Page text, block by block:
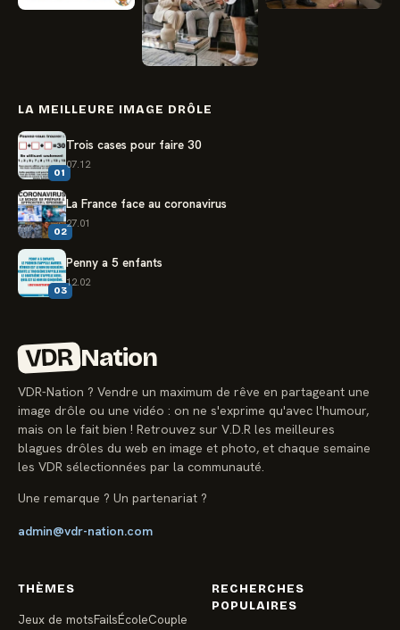
LA MEILLEURE IMAGE DRÔLE
01
Trois cases pour faire 30
07.12
02
La France face au coronavirus
27.01
03
Penny a 5 enfants
12.02
VDR Nation
VDR-Nation ? Vendre un maximum de rêve en partageant une
image drôle ou une vidéo : on ne s'exprime qu'avec l'humour,
mais on le fait bien ! Retrouvez sur V.D.R les meilleures
blagues drôles du web en image et photo, et chaque semaine
les VDR sélectionnées par la communauté.
Une remarque ? Un partenariat ?
admin@vdr-nation.com
THÈMES
Jeux de motsFailsÉcoleCouple
RECHERCHES
POPULAIRES